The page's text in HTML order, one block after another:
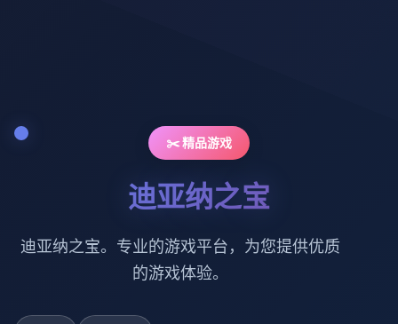
✂️ 精品游戏
迪亚纳之宝
迪亚纳之宝。专业的游戏平台，为您提供优质
的游戏体验。